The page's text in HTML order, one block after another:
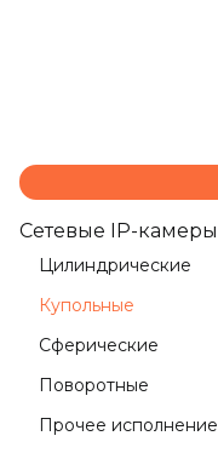
Сетевые IP-камеры
Цилиндрические
Купольные
Сферические
Поворотные
Прочее исполнение